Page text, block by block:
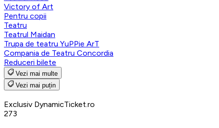
Victory of Art
Pentru copii
Teatru
Teatrul Maidan
Trupa de teatru YuPPie ArT
Compania de Teatru Concordia
Reduceri bilete
Vezi mai multe
Vezi mai puțin
Exclusiv DynamicTicket.ro
273